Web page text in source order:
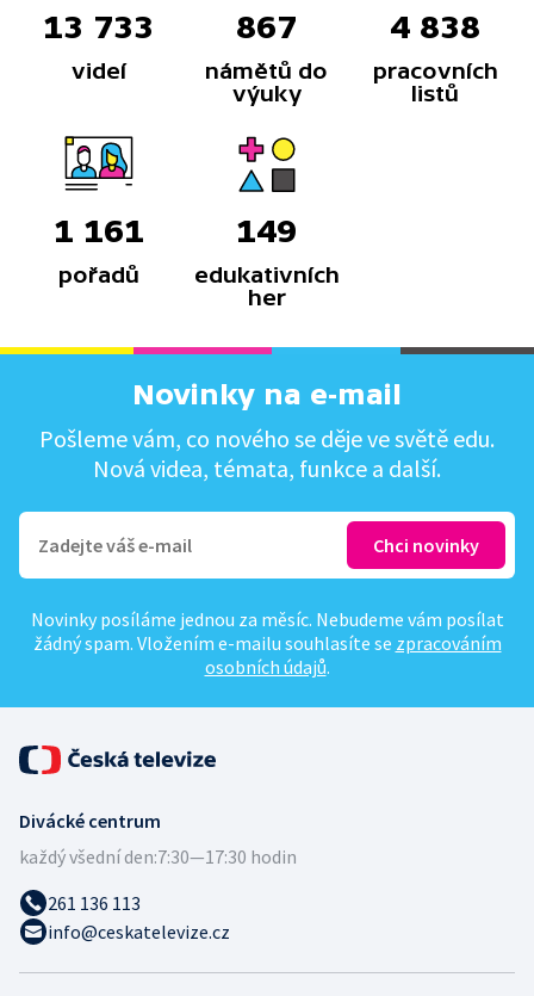
13 733
videí
867
námětů do
výuky
4 838
pracovních
listů
1 161
pořadů
149
edukativních
her
Novinky na e-mail
Pošleme vám, co nového se děje ve světě edu.
Nová videa, témata, funkce a další.
Novinky posíláme jednou za měsíc. Nebudeme vám posílat
žádný spam. Vložením e-mailu souhlasíte se zpracováním
osobních údajů.